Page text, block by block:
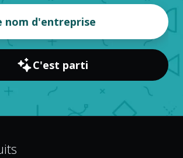
C'est parti